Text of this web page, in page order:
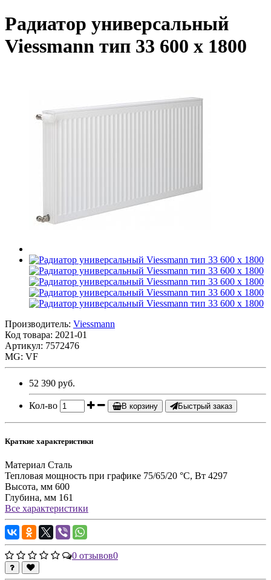
Радиатор универсальный
Viessmann тип 33 600 x 1800
Производитель: Viessmann
Код товара: 2021-01
Артикул: 7572476
MG: VF
52 390 руб.
Кол-во В корзину Быстрый заказ
Краткие характеристики
Материал Сталь
Тепловая мощность при графике 75/65/20 °С, Вт 4297
Высота, мм 600
Глубина, мм 161
Все характеристики
0 отзывов0